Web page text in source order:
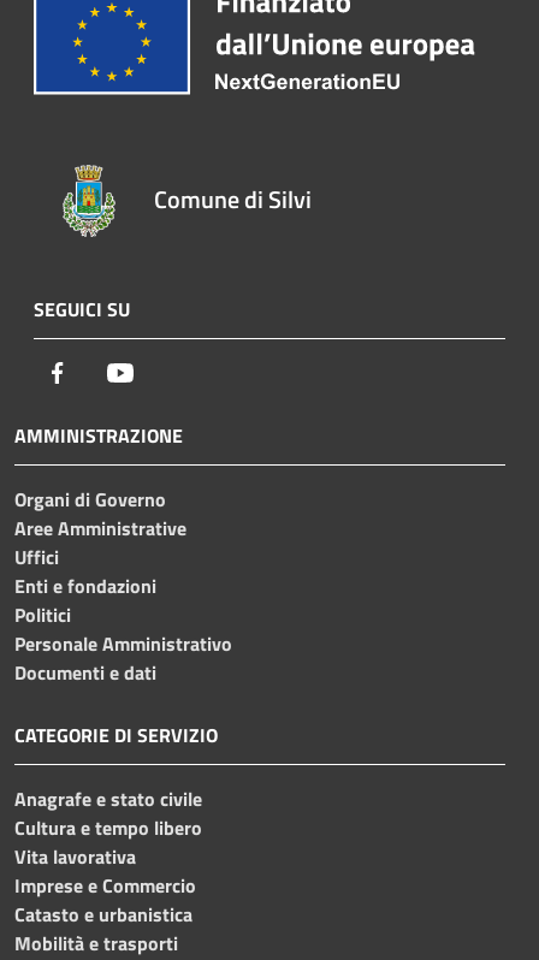
Comune di Silvi
SEGUICI SU
Facebook
AMMINISTRAZIONE
Organi di Governo
Aree Amministrative
Uffici
Enti e fondazioni
Politici
Personale Amministrativo
Documenti e dati
CATEGORIE DI SERVIZIO
Anagrafe e stato civile
Cultura e tempo libero
Vita lavorativa
Imprese e Commercio
Catasto e urbanistica
Mobilità e trasporti